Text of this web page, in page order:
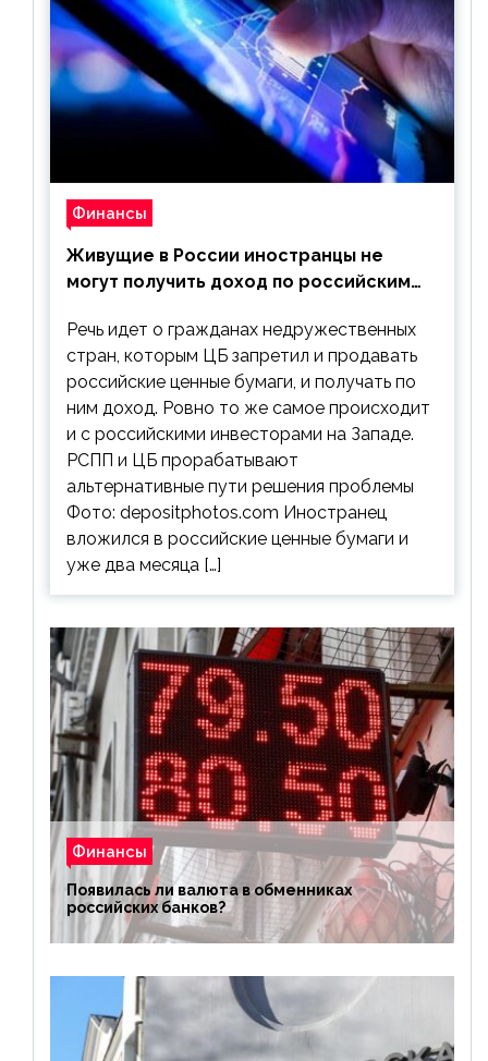
Финансы
Живущие в России иностранцы не
могут получить доход по российским
Речь идет о гражданах недружественных
стран, которым ЦБ запретил и продавать
российские ценные бумаги, и получать по
ним доход. Ровно то же самое происходит
и с российскими инвесторами на Западе.
РСПП и ЦБ прорабатывают
альтернативные пути решения проблемы
Фото: depositphotos.com Иностранец
вложился в российские ценные бумаги и
уже два месяца […]
Финансы
Появилась ли валюта в обменниках
российских банков?